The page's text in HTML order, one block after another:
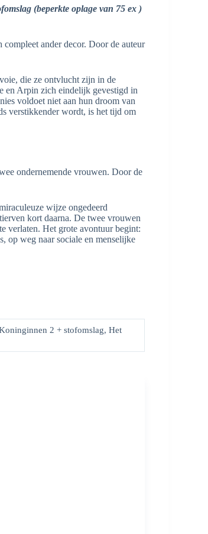
(beperkte oplage van 75 ex )
ander decor. Door de auteur
die ze ontvlucht zijn in de
en Arpin zich eindelijk gevestigd in
voldoet niet aan hun droom van
verstikkender wordt, is het tijd om
ondernemende vrouwen. Door de
wijze ongedeerd
kort daarna. De twee vrouwen
verlaten. Het grote avontuur begint:
op weg naar sociale en menselijke
2 + stofomslag, Het